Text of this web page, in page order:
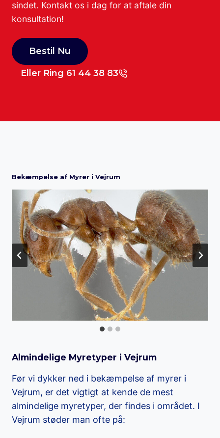
sindet. Kontakt os i dag for at aftale din
konsultation!
Bestil Nu
Eller Ring 61 44 38 83
Bekæmpelse af Myrer i Vejrum
Almindelige Myretyper i Vejrum
Før vi dykker ned i bekæmpelse af myrer i
Vejrum, er det vigtigt at kende de mest
almindelige myretyper, der findes i området. I
Vejrum støder man ofte på: